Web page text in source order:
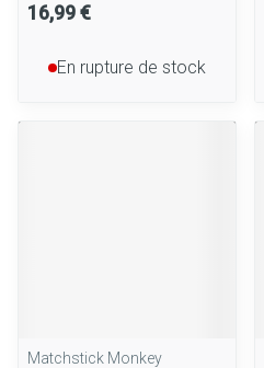
16,99 €
En rupture de stock
Matchstick Monkey